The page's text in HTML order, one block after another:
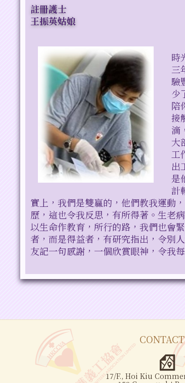
註冊護士
王振英姑娘
時
三
驗
少
陪
接
滴
大
工
出
是
計
實上，我們是雙贏的，他們教我運動
歷，這也令我反思，有所得著。生老
以生命作教育，所行的路，我們也會
者，而是得益者，有研究指出，令別
友記一句感謝，一個欣賞眼神，令我
17/F., Hoi Kiu